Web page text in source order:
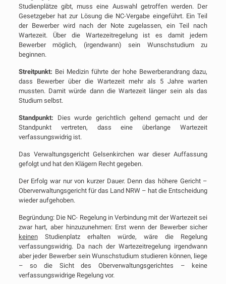
Studienplätze gibt, muss eine Auswahl getroffen werden. Der
Gesetzgeber hat zur Lösung die NC-Vergabe eingeführt. Ein Teil
der Bewerber wird nach der Note zugelassen, ein Teil nach
Wartezeit. Über die Wartezeitregelung ist es damit jedem
Bewerber möglich, (irgendwann) sein Wunschstudium zu
beginnen.
Streitpunkt: Bei Medizin führte der hohe Bewerberandrang dazu,
dass Bewerber über die Wartezeit mehr als 5 Jahre warten
mussten. Damit würde dann die Wartezeit länger sein als das
Studium selbst.
Standpunkt: Dies wurde gerichtlich geltend gemacht und der
Standpunkt vertreten, dass eine überlange Wartezeit
verfassungswidrig ist.
Das Verwaltungsgericht Gelsenkirchen war dieser Auffassung
gefolgt und hat den Klägern Recht gegeben.
Der Erfolg war nur von kurzer Dauer. Denn das höhere Gericht –
Oberverwaltungsgericht für das Land NRW – hat die Entscheidung
wieder aufgehoben.
Begründung: Die NC- Regelung in Verbindung mit der Wartezeit sei
zwar hart, aber hinzuzunehmen: Erst wenn der Bewerber sicher
keinenStudienplatz erhalten würde, wäre die Regelung
verfassungswidrig. Da nach der Wartezeitregelung irgendwann
aber jeder Bewerber sein Wunschstudium studieren können, liege
– so die Sicht des Oberverwaltungsgerichtes – keine
verfassungswidrige Regelung vor.